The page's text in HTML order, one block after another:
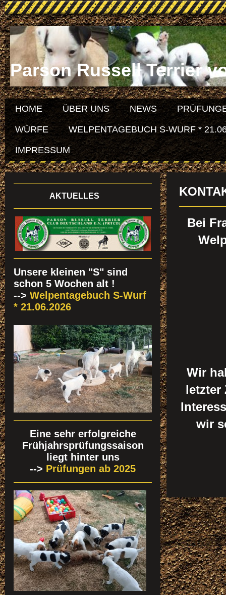
Parson Russell Terrier
HOME ÜBER UNS NEWS
WÜRFE WELPENTAGEBUCH S-WURF *
IMPRESSUM
Bei
Wir
letzter
wir
AKTUELLES
Unsere kleinen "S" sind
schon 5 Wochen alt !
--> Welpentagebuch S-Wurf
* 21.06.2026
Eine sehr erfolgreiche
Frühjahrsprüfungssaison
liegt hinter uns
--> Prüfungen ab 2025